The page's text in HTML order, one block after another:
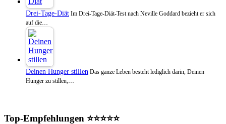
Drei-Tage-Diät Im Drei-Tage-Diät-Test nach Neville Goddard bezieht er sich
auf die…
Deinen Hunger stillen Das ganze Leben besteht lediglich darin, Deinen
Hunger zu stillen,…
Top-Empfehlungen ⭐⭐⭐⭐⭐